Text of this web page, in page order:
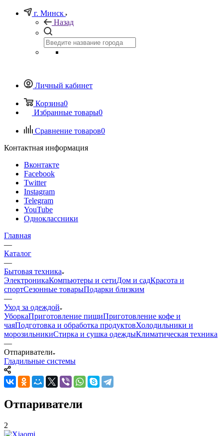
г. Минск
Назад
Личный кабинет
Корзина0
Избранные товары0
Сравнение товаров0
Контактная информация
Вконтакте
Facebook
Twitter
Instagram
Telegram
YouTube
Одноклассники
Главная
—
Каталог
—
Бытовая техника
ЭлектроникаКомпьютеры и сетиДом и садКрасота и
спортСезонные товарыПодарки близким
—
Уход за одеждой
УборкаПриготовление пищиПриготовление кофе и
чаяПодготовка и обработка продуктовХолодильники и
морозильникиСтирка и сушка одеждыКлиматическая техника
—
Отпариватели
Гладильные системы
Отпариватели
2